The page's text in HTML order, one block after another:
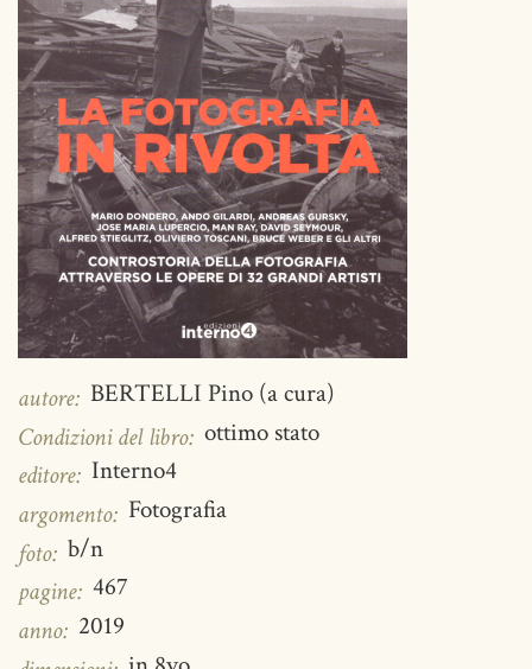
autore: BERTELLI Pino (a cura)
Condizioni del libro: ottimo stato
editore: Interno4
argomento: Fotografia
foto: b/n
pagine: 467
anno: 2019